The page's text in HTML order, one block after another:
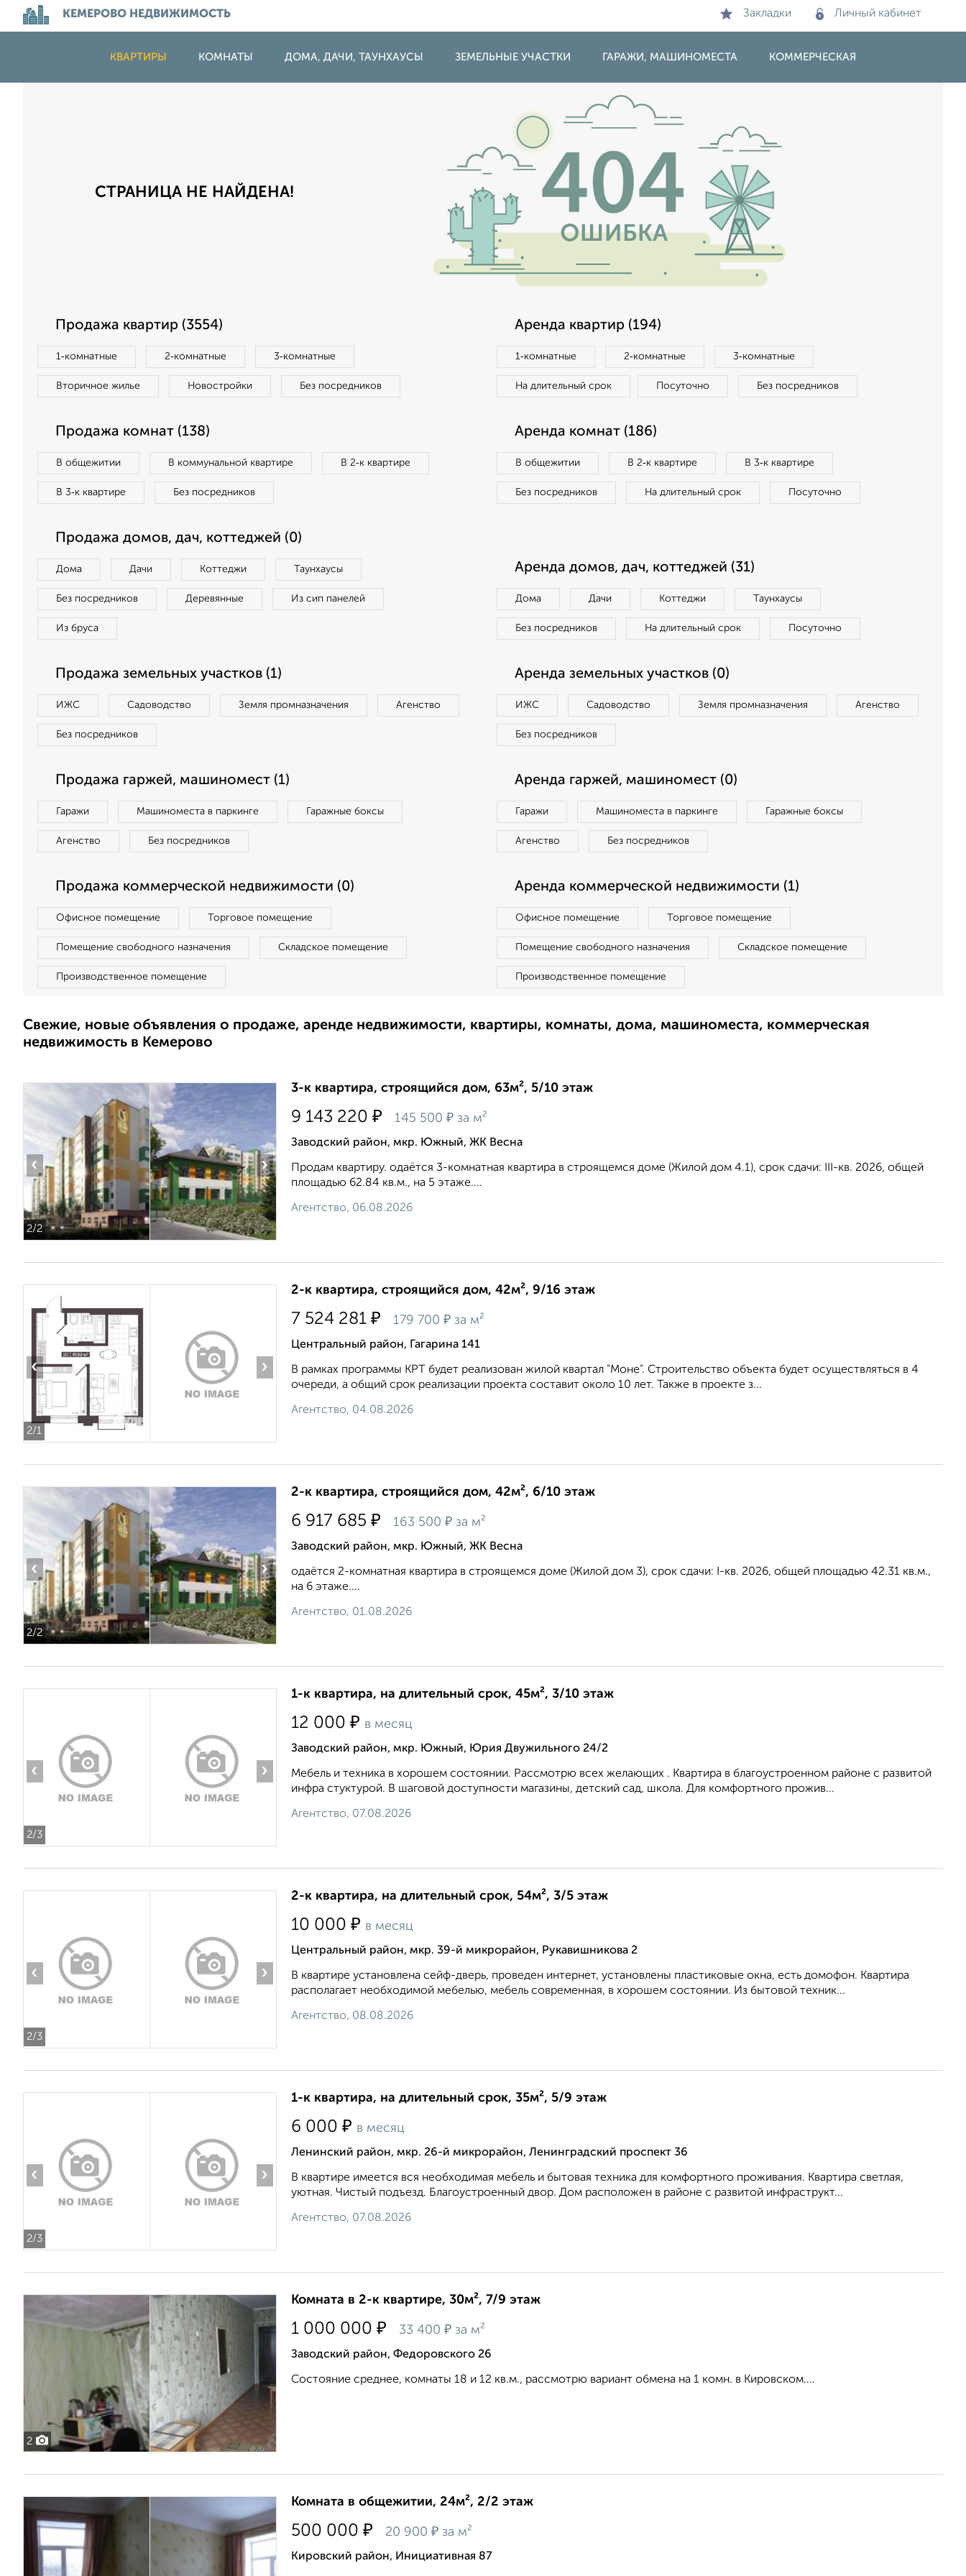
КЕМЕРОВО НЕДВИЖИМОСТЬ Закладки Личный кабинет
КВАРТИРЫ КОМНАТЫ ДОМА, ДАЧИ, ТАУНХАУСЫ ЗЕМЕЛЬНЫЕ УЧАСТКИ ГАРАЖИ, МАШИНОМЕСТА КОММЕРЧЕСКАЯ
СТРАНИЦА НЕ НАЙДЕНА!
Продажа квартир (3554)
1‑комнатные 2‑комнатные 3‑комнатные
Вторичное жилье Новостройки Без посредников
Аренда квартир (194)
1‑комнатные 2‑комнатные 3‑комнатные
На длительный срок Посуточно Без посредников
Продажа комнат (138)
В общежитии В коммунальной квартире В 2‑к квартире
В 3‑к квартире Без посредников
Аренда комнат (186)
В общежитии В 2‑к квартире В 3‑к квартире
Без посредников На длительный срок Посуточно
Продажа домов, дач, коттеджей (0)
Дома Дачи Коттеджи Таунхаусы
Без посредников Деревянные Из сип панелей
Из бруса
Аренда домов, дач, коттеджей (31)
Дома Дачи Коттеджи Таунхаусы
Без посредников На длительный срок Посуточно
Продажа земельных участков (1)
ИЖС Садоводство Земля промназначения Агенство
Без посредников
Аренда земельных участков (0)
ИЖС Садоводство Земля промназначения Агенство
Без посредников
Продажа гаржей, машиномест (1)
Гаражи Машиноместа в паркинге Гаражные боксы
Агенство Без посредников
Аренда гаржей, машиномест (0)
Гаражи Машиноместа в паркинге Гаражные боксы
Агенство Без посредников
Продажа коммерческой недвижимости (0)
Офисное помещение Торговое помещение
Помещение свободного назначения Складское помещение
Производственное помещение
Аренда коммерческой недвижимости (1)
Офисное помещение Торговое помещение
Помещение свободного назначения Складское помещение
Производственное помещение
Свежие, новые объявления о продаже, аренде недвижимости, квартиры, комнаты, дома, машиноместа, коммерческая
недвижимость в Кемерово
2/2
‹ ›
3-к квартира, строящийся дом, 63м², 5/10 этаж
9 143 220 ₽ 145 500 ₽ за м²
Заводский район, мкр. Южный, ЖК Весна
Продам квартиру. одаётся 3-комнатная квартира в строящемся доме (Жилой дом 4.1), срок сдачи: III-кв. 2026, общей
площадью 62.84 кв.м., на 5 этаже....
Агентство, 06.08.2026
2/1
‹ ›
2-к квартира, строящийся дом, 42м², 9/16 этаж
7 524 281 ₽ 179 700 ₽ за м²
Центральный район, Гагарина 141
В рамках программы КРТ будет реализован жилой квартал "Моне". Строительство объекта будет осуществляться в 4
очереди, а общий срок реализации проекта составит около 10 лет. Также в проекте з...
Агентство, 04.08.2026
2/2
‹ ›
2-к квартира, строящийся дом, 42м², 6/10 этаж
6 917 685 ₽ 163 500 ₽ за м²
Заводский район, мкр. Южный, ЖК Весна
одаётся 2-комнатная квартира в строящемся доме (Жилой дом 3), срок сдачи: I-кв. 2026, общей площадью 42.31 кв.м.,
на 6 этаже....
Агентство, 01.08.2026
2/3
‹ ›
1-к квартира, на длительный срок, 45м², 3/10 этаж
12 000 ₽ в месяц
Заводский район, мкр. Южный, Юрия Двужильного 24/2
Мебель и техника в хорошем состоянии. Рассмотрю всех желающих . Квартира в благоустроенном районе с развитой
инфра стуктурой. В шаговой доступности магазины, детский сад, школа. Для комфортного прожив...
Агентство, 07.08.2026
2/3
‹ ›
2-к квартира, на длительный срок, 54м², 3/5 этаж
10 000 ₽ в месяц
Центральный район, мкр. 39-й микрорайон, Рукавишникова 2
В квартире установлена сейф-дверь, проведен интернет, установлены пластиковые окна, есть домофон. Квартира
располагает необходимой мебелью, мебель современная, в хорошем состоянии. Из бытовой техник...
Агентство, 08.08.2026
2/3
‹ ›
1-к квартира, на длительный срок, 35м², 5/9 этаж
6 000 ₽ в месяц
Ленинский район, мкр. 26-й микрорайон, Ленинградский проспект 36
В квартире имеется вся необходимая мебель и бытовая техника для комфортного проживания. Квартира светлая,
уютная. Чистый подъезд. Благоустроенный двор. Дом расположен в районе с развитой инфраструкт...
Агентство, 07.08.2026
2
Комната в 2-к квартире, 30м², 7/9 этаж
1 000 000 ₽ 33 400 ₽ за м²
Заводский район, Федоровского 26
Состояние среднее, комнаты 18 и 12 кв.м., рассмотрю вариант обмена на 1 комн. в Кировском....
Комната в общежитии, 24м², 2/2 этаж
500 000 ₽ 20 900 ₽ за м²
Кировский район, Инициативная 87